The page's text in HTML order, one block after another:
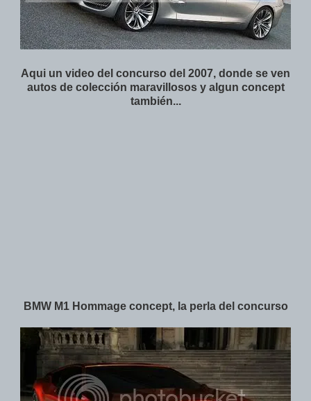
Aqui un video del concurso del 2007, donde se ven
autos de colección maravillosos y algun concept
también...
BMW M1 Hommage concept, la perla del concurso